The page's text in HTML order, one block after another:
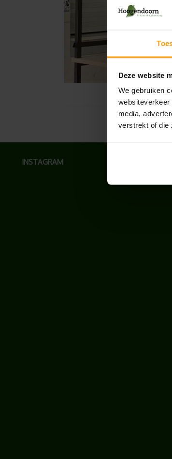
Deze website
We gebruiken
media,
verstrekt of die
INSTAGRAM